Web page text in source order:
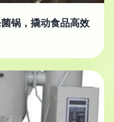
锅，撬动食品高效